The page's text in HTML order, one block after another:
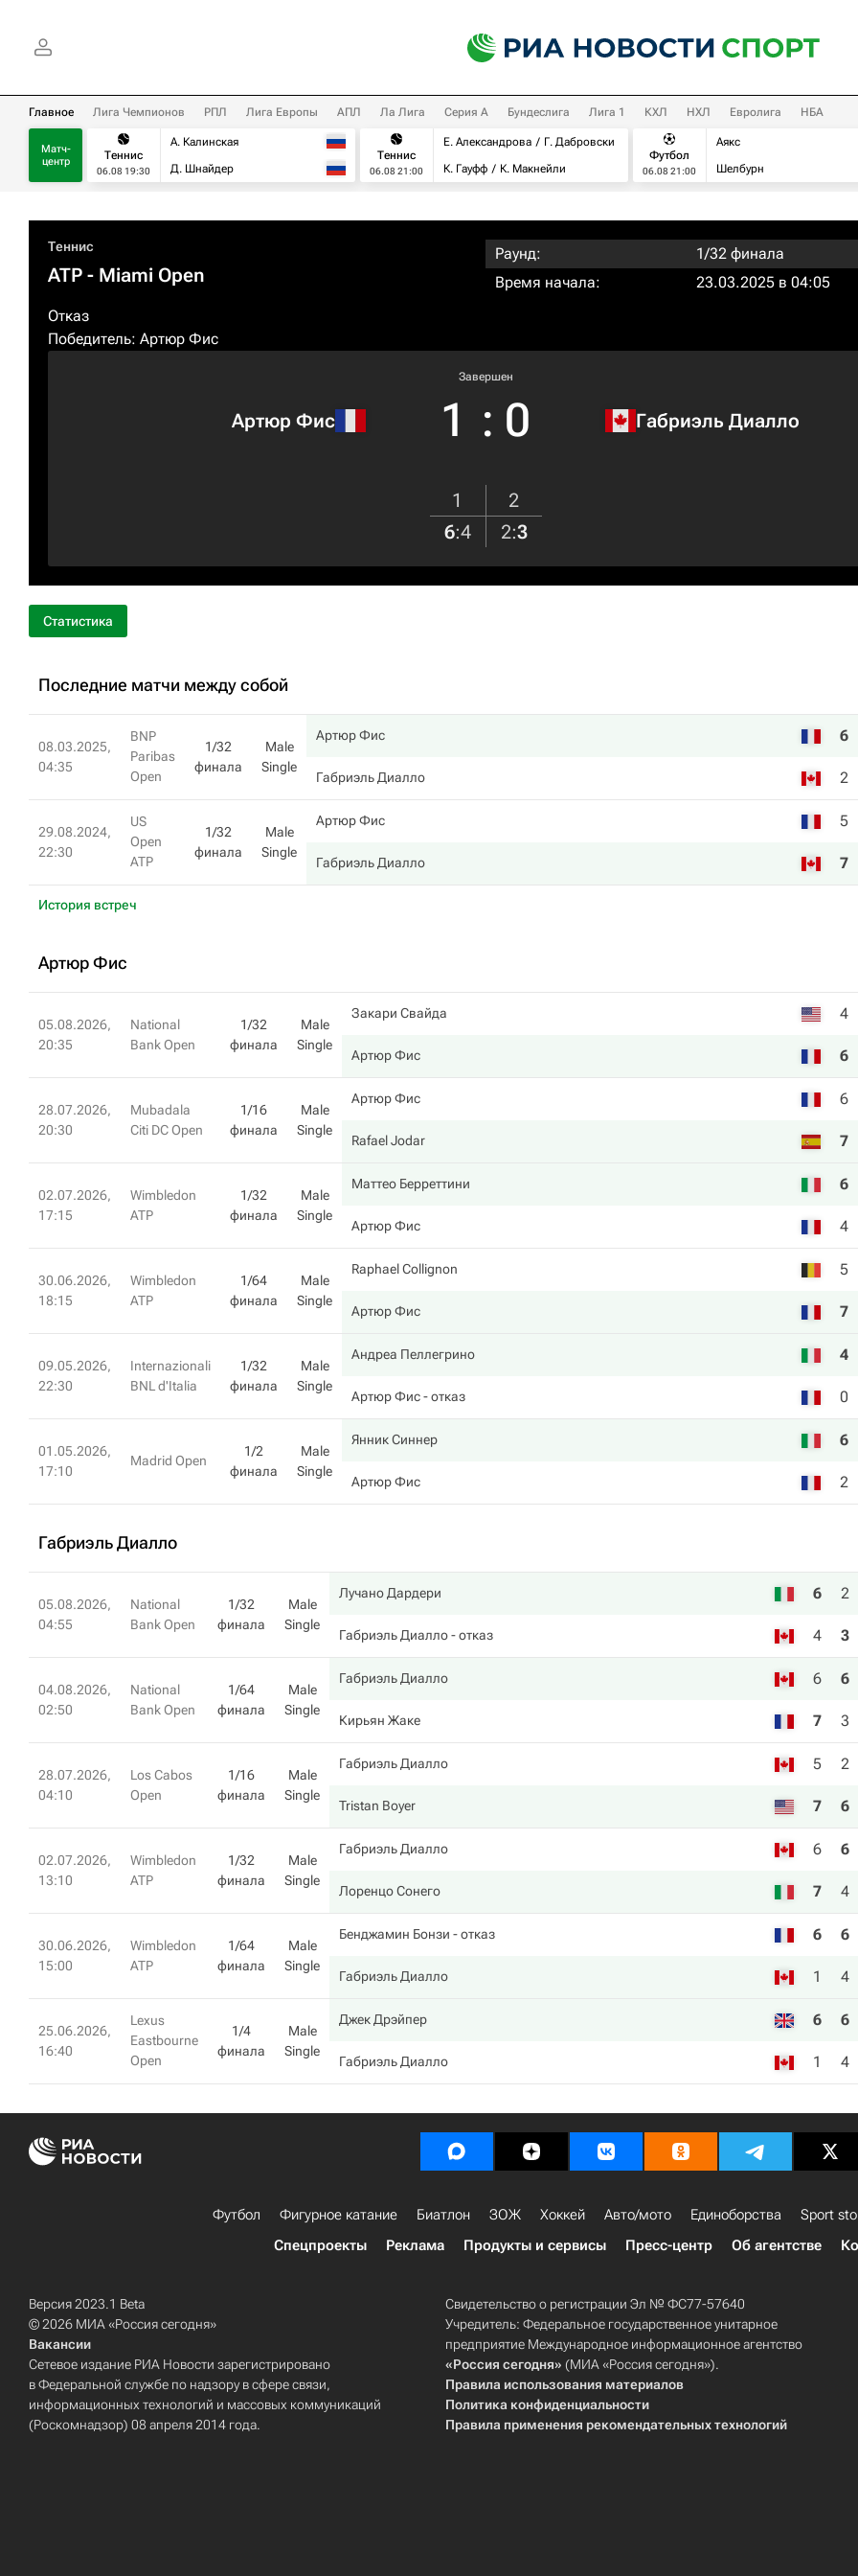
Главное Лига Чемпионов РПЛ Лига Европы АПЛ Ла Лига Серия А Бундеслига Лига 1 КХЛ НХЛ Евролига НБА
Матч-
центр
Теннис
06.08 19:30
А. Калинская
Д. Шнайдер
Теннис
06.08 21:00
Е. Александрова
Г. Дабровски
К. Гауфф
К. Макнейли
Футбол
06.08 21:00
Аякс
Шелбурн
Теннис
ATP - Miami Open
Отказ
Победитель: Артюр Фис
Раунд:
1/32 финала
Время начала:
23.03.2025 в 04:05
Артюр Фис
Завершен
1 : 0 Габриэль Диалло
1
2
6:4 2:3
Статистика
Последние матчи между собой
08.03.2025,
04:35
BNP
Paribas
Open
1/32
финала
Male
Single
Артюр Фис 6
Габриэль Диалло 2
29.08.2024,
22:30
US
Open
ATP
1/32
финала
Male
Single
Артюр Фис 5
Габриэль Диалло 7
История встреч
Артюр Фис
05.08.2026,
20:35
National
Bank Open
1/32
финала
Male
Single
Закари Свайда 4
Артюр Фис 6
28.07.2026,
20:30
Mubadala
Citi DC Open
1/16
финала
Male
Single
Артюр Фис 6
Rafael Jodar 7
02.07.2026,
17:15
Wimbledon
ATP
1/32
финала
Male
Single
Маттео Берреттини 6
Артюр Фис 4
30.06.2026,
18:15
Wimbledon
ATP
1/64
финала
Male
Single
Raphael Collignon 5
Артюр Фис 7
09.05.2026,
22:30
Internazionali
BNL d'Italia
1/32
финала
Male
Single
Андреа Пеллегрино 4
Артюр Фис- отказ 0
01.05.2026,
17:10
Madrid Open
1/2
финала
Male
Single
Янник Синнер 6
Артюр Фис 2
Габриэль Диалло
05.08.2026,
04:55
National
Bank Open
1/32
финала
Male
Single
Лучано Дардери 6 2
Габриэль Диалло- отказ 4 3
04.08.2026,
02:50
National
Bank Open
1/64
финала
Male
Single
Габриэль Диалло 6 6
Кирьян Жаке 7 3
28.07.2026,
04:10
Los Cabos
Open
1/16
финала
Male
Single
Габриэль Диалло 5 2
Tristan Boyer 7 6
02.07.2026,
13:10
Wimbledon
ATP
1/32
финала
Male
Single
Габриэль Диалло 6 6
Лоренцо Сонего 7 4
30.06.2026,
15:00
Wimbledon
ATP
1/64
финала
Male
Single
Бенджамин Бонзи - отказ 6 6
Габриэль Диалло 1 4
25.06.2026,
16:40
Lexus
Eastbourne
Open
1/4
финала
Male
Single
Джек Дрэйпер 6 6
Габриэль Диалло 1 4
Футбол Фигурное катание Биатлон ЗОЖ Хоккей Авто/мото Единоборства Sport
Спецпроекты
Реклама Продукты и сервисы Пресс-центр Об агентстве
Версия 2023.1 Beta
© 2026 МИА «Россия сегодня»
Вакансии
Сетевое издание РИА Новости зарегистрировано
в Федеральной службе по надзору в сфере связи,
информационных технологий и массовых коммуникаций
(Роскомнадзор) 08 апреля 2014 года.
Свидетельство о регистрации Эл № ФС77-57640
Учредитель: Федеральное государственное унитарное
предприятие Международное информационное агентство
«Россия сегодня» (МИА «Россия сегодня»).
Правила использования материалов
Политика конфиденциальности
Правила применения рекомендательных технологий